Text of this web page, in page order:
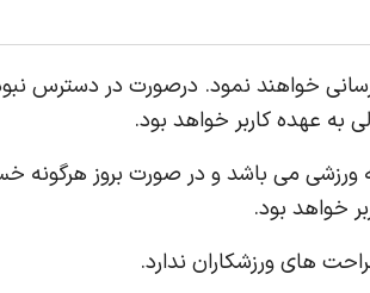
رسانی خواهند نمود. درصورت در دسترس
به عهده کاربر خواهد بود.
ورزشی می باشد و در صورت بروز هرگونه
خواهد بود.
های ورزشکاران ندارد.